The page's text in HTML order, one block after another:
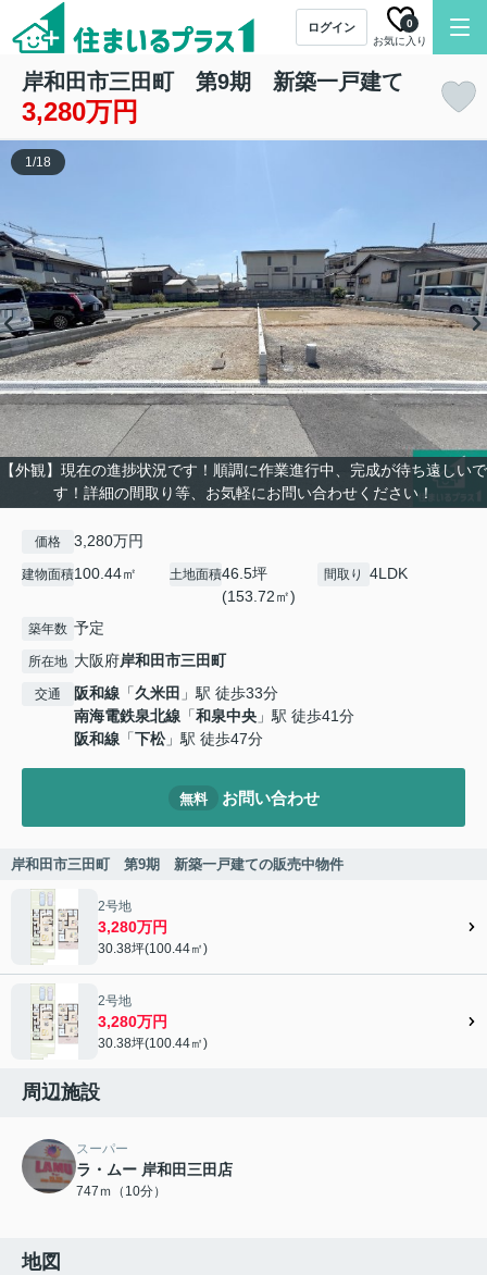
ログイン
お気に入り
0
岸和田市三田町 第9期 新築一戸建て
3,280万円
【外観】現在の進捗状況です！順調に作業進行中、完成が待ち遠しいで
す！詳細の間取り等、お気軽にお問い合わせください！
1/18
価格 3,280万円
建物面積100.44㎡ 土地面積46.5坪
(153.72㎡)
間取り 4LDK
築年数 予定
所在地 大阪府岸和田市三田町
交通 阪和線 「久米田 」駅 徒歩33分
南海電鉄泉北線 「和泉中央 」駅 徒歩41分
阪和線 「下松」駅 徒歩47分
無料 お問い合わせ
岸和田市三田町 第9期 新築一戸建ての販売中物件
2号地
3,280万円
30.38坪(100.44㎡)
2号地
3,280万円
30.38坪(100.44㎡)
周辺施設
スーパー
ラ・ムー 岸和田三田店
747ｍ（10分）
地図